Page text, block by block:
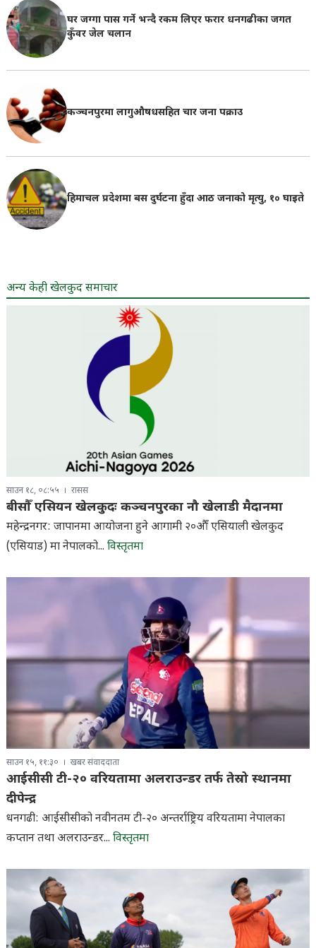
घर जग्गा पास गर्ने भन्दै रकम लिएर फरार धनगढीका जगत
कुँवर जेल चलान
कञ्चनपुरमा लागुऔषधसहित चार जना पक्राउ
हिमाचल प्रदेशमा बस दुर्घटना हुँदा आठ जनाको मृत्यु, १० घाइते
अन्य केही खेलकुद समाचार
साउन १८, ०८:५५ रासस
बीसौँ एसियन खेलकुदः कञ्चनपुरका नौ खेलाडी मैदानमा
महेन्द्रनगर: जापानमा आयोजना हुने आगामी २०औँ एसियाली खेलकुद
(एसियाड) मा नेपालको... विस्तृतमा
साउन १५, ११:३० खबर संवाददाता
आईसीसी टी-२० वरियतामा अलराउन्डर तर्फ तेस्रो स्थानमा
दीपेन्द्र
धनगढी: आईसीसीको नवीनतम टी-२० अन्तर्राष्ट्रिय वरियतामा नेपालका
कप्तान तथा अलराउन्डर... विस्तृतमा